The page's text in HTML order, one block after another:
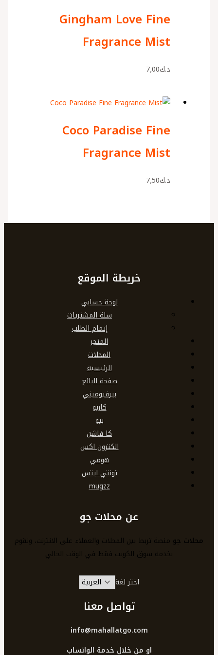
Gingham Love Fine
Fragrance Mist
د.ك7٫00
Coco Paradise Fine
Fragrance Mist
د.ك7٫50
خريطة الموقع
لوحة حسابي
سلة المشتريات
إتمام الطلب
المتجر
المحلات
الرئيسية
صفحة البائع
بيرفيوميني
كارتو
بيو
كا فاشن
الكترون اكس
هومي
تونتي ايتس
mugzz
عن محلات جو
محلات جو منصة تربط بين المحلات والعملاء على الانترنت، ونقوم
بخدمة سوق الكويت فقط في الوقت الحالي
اختر لغة
تواصل معنا
info@mahallatgo.com
او من خلال خدمة الواتساب